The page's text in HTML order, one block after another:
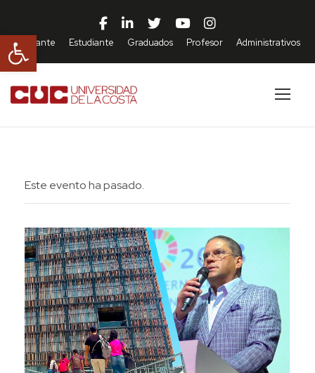
Abrir barra de herramientas
Aspirante Estudiante Graduados Profesor Administrativos
Este evento ha pasado.